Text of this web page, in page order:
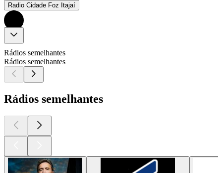
Radio Cidade Foz Itajaí
Rádios semelhantes
Rádios semelhantes
Rádios semelhantes